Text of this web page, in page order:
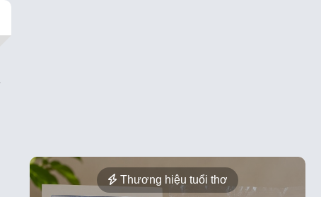
Thương hiệu tuổi thơ